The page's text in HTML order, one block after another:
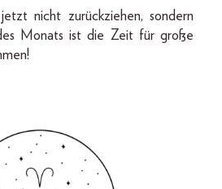
nicht zurückziehen, sondern
Monats ist die Zeit für große